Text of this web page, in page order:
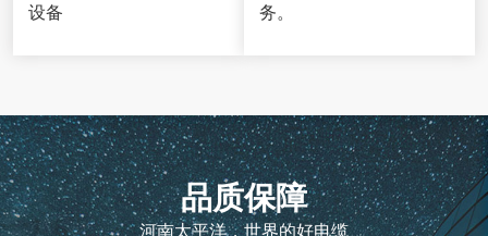
设备
务。
品质保障
河南太平洋，世界的好电缆